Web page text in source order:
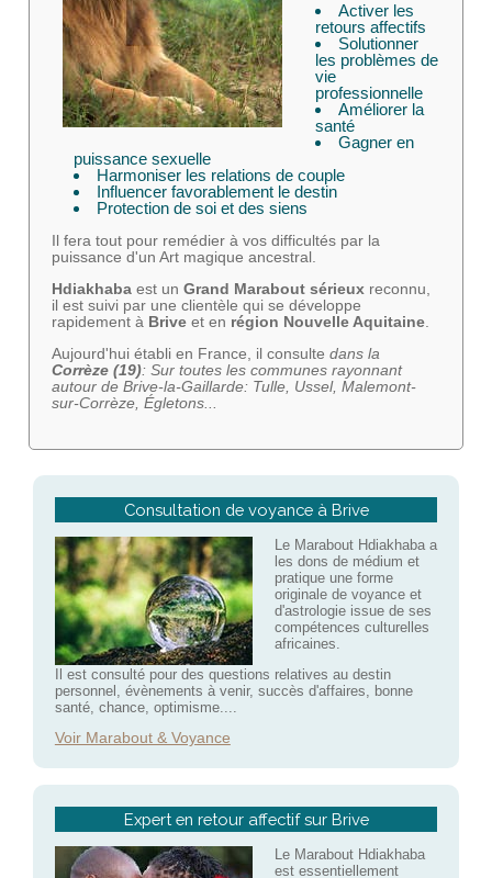
Activer les
retours affectifs
Solutionner
les problèmes de
vie
professionnelle
Améliorer la
santé
Gagner en
puissance sexuelle
Harmoniser les relations de couple
Influencer favorablement le destin
Protection de soi et des siens
Il fera tout pour remédier à vos difficultés par la
puissance d'un Art magique ancestral.
Hdiakhaba est un Grand Marabout sérieuxreconnu,
il est suivi par une clientèle qui se développe
rapidement à Briveet en région Nouvelle Aquitaine.
Aujourd'hui établi en France, il consulte dans la
Corrèze (19): Sur toutes les communes rayonnant
autour de Brive-la-Gaillarde: Tulle, Ussel, Malemont-
sur-Corrèze, Égletons...
Consultation de voyance à Brive
Le Marabout Hdiakhaba a
les dons de médium et
pratique une forme
originale de voyance et
d'astrologie issue de ses
compétences culturelles
africaines.
Il est consulté pour des questions relatives au destin
personnel, évènements à venir, succès d'affaires, bonne
santé, chance, optimisme....
Voir Marabout & Voyance
Expert en retour affectif sur Brive
Le Marabout Hdiakhaba
est essentiellement